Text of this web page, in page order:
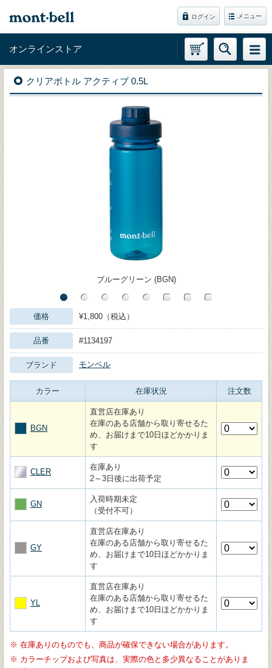
ログイン メニュー
オンラインストア
クリアボトル アクティブ 0.5L
ブルーグリーン (BGN)
価格 ¥1,800（税込）
品番 #1134197
ブランド モンベル
カラー 在庫状況 注文数
BGN
直営店在庫あり
在庫のある店舗から取り寄せるた
め、お届けまで10日ほどかかりま
す
CLER
在庫あり
2～3日後に出荷予定
GN
入荷時期未定
（受付不可）
GY
直営店在庫あり
在庫のある店舗から取り寄せるた
め、お届けまで10日ほどかかりま
す
YL
直営店在庫あり
在庫のある店舗から取り寄せるた
め、お届けまで10日ほどかかりま
す
※ 在庫ありのものでも、商品が確保できない場合があります。
※ カラーチップおよび写真は、実際の色と多少異なることがありま